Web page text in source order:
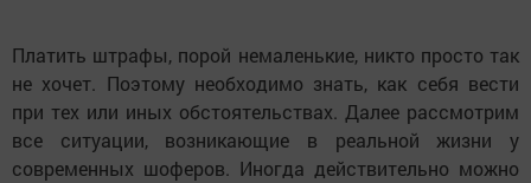
Платить штрафы, порой немаленькие, никто просто так
не хочет. Поэтому необходимо знать, как себя вести
при тех или иных обстоятельствах. Далее рассмотрим
все ситуации, возникающие в реальной жизни у
современных шоферов. Иногда действительно можно